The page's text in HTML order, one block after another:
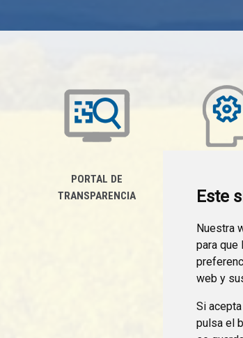
Este
Nuestra
para que
web y
Si
pulsa el
PORTAL DE
TRANSPARENCIA